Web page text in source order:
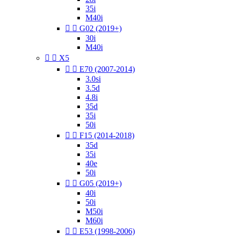
35i
M40i
  G02 (2019+)
30i
M40i
  X5
  E70 (2007-2014)
3.0si
3.5d
4.8i
35d
35i
50i
  F15 (2014-2018)
35d
35i
40e
50i
  G05 (2019+)
40i
50i
M50i
M60i
  E53 (1998-2006)